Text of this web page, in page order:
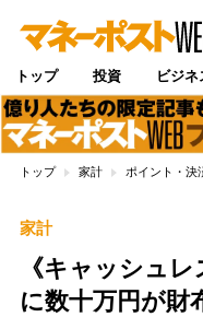
トップ 投資 ビジネ
トップ 家計 ポイント・決
家計
《キャッシュ
に数十万円が財